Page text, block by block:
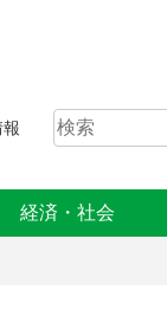
経済・社会